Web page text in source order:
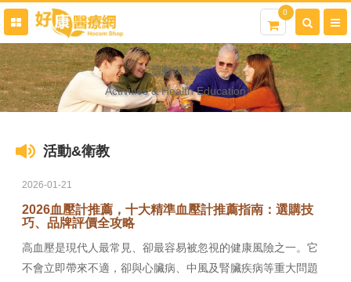
0
活動&衛教
Activities & Health Education
活動&衛教
2026-01-21
2026血壓計推薦，十大精準血壓計推薦指南：選購技
巧、品牌評價全攻略
高血壓是現代人最常見、卻最容易被忽視的健康風險之一。它
不會立即帶來不適，卻與心臟病、中風及腎臟疾病等重大問題